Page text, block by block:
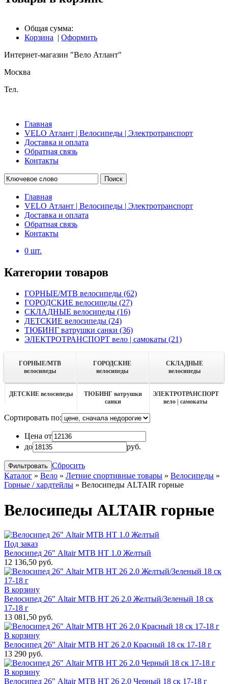
Общая сумма:
Корзина | Оформить
Интернет-магазин "Вело Атлант"
Москва
Тел.
Главная
VELO Атлант | Велосипеды | Электротранспорт
Доставка и оплата
Обратная связь
Контакты
Поиск
Главная
VELO Атлант | Велосипеды | Электротранспорт
Доставка и оплата
Обратная связь
Контакты
0 шт.
Категории товаров
ГОРНЫЕ/MTB велосипеды (62)
ГОРОДСКИЕ велосипеды (27)
СКЛАДНЫЕ велосипеды (16)
ДЕТСКИЕ велосипеды (24)
ТЮБИНГ ватрушки санки (36)
ЭЛЕКТРОТРАНСПОРТ вело | самокаты (21)
ГОРНЫЕ/MTB
велосипеды
ГОРОДСКИЕ
велосипеды
СКЛАДНЫЕ
велосипеды
ДЕТСКИЕ велосипеды
ТЮБИНГ ватрушки
санки
ЭЛЕКТРОТРАНСПОРТ
вело | самокаты
Сортировать по:
Цена от
до
руб.
Сбросить
Каталог » Вело » Летние спортивные товары » Велосипеды »
Горные / хардтейлы » Велосипеды ALTAIR горные
Велосипеды ALTAIR горные
Под заказ
Велосипед 26" Altair MTB HT 1.0 Желтый
12 136,50 руб.
В корзину
Велосипед 26" Altair MTB HT 26 2.0 Желтый/Зеленый 18 ск
17-18 г
13 081,50 руб.
В корзину
Велосипед 26" Altair MTB HT 26 2.0 Красный 18 ск 17-18 г
13 290 руб.
В корзину
Велосипед 26" Altair MTB HT 26 2.0 Черный 18 ск 17-18 г